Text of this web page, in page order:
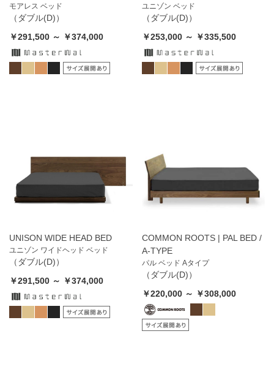
モアレス ベッド
（ダブル(D)）
￥291,500 ～ ￥374,000
ユニゾン ベッド
（ダブル(D)）
￥253,000 ～ ￥335,500
UNISON WIDE HEAD BED
ユニゾン ワイドヘッド ベッド
（ダブル(D)）
￥291,500 ～ ￥374,000
COMMON ROOTS | PAL BED /
A-TYPE
パル ベッド Aタイプ
（ダブル(D)）
￥220,000 ～ ￥308,000